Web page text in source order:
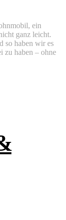
ein
ganz leicht.
so haben wir es
zu haben – ohne